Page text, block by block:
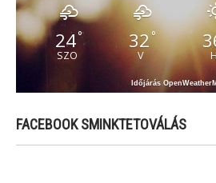
24°
SZO
32°
V H
Időjárás
FACEBOOK SMINKTETOVÁLÁS